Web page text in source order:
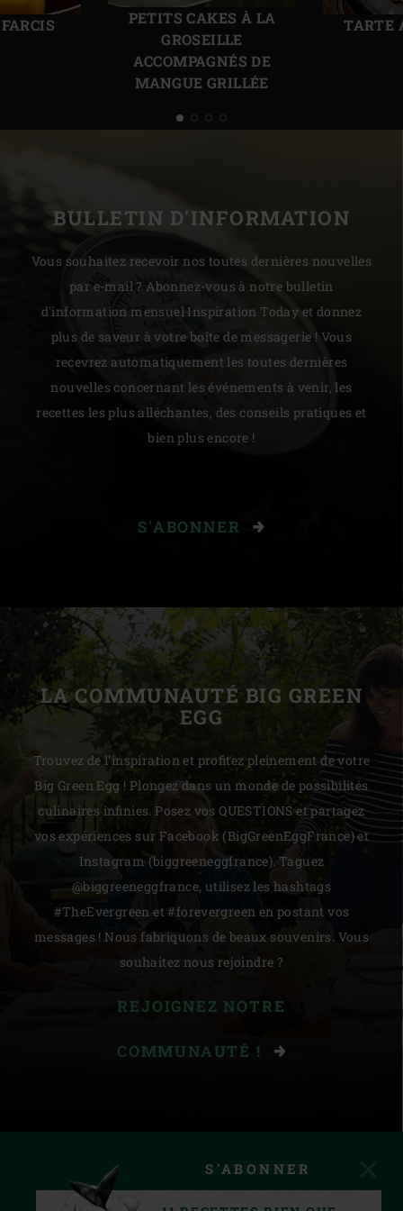
PETITS CAKES À LA
GROSEILLE
ACCOMPAGNÉS DE
MANGUE GRILLÉE
TARTE
précédente
BULLETIN D'INFORMATION
Vous souhaitez recevoir nos toutes dernières nouvelles
par e-mail ? Abonnez-vous à notre bulletin
d'information mensuel Inspiration Today et donnez
plus de saveur à votre boîte de messagerie ! Vous
recevrez automatiquement les toutes dernières
nouvelles concernant les événements à venir, les
recettes les plus alléchantes, des conseils pratiques et
bien plus encore !
S'ABONNER
LA COMMUNAUTÉ BIG GREEN
EGG
Trouvez de l'inspiration et profitez pleinement de votre
Big Green Egg ! Plongez dans un monde de possibilités
culinaires infinies. Posez vos QUESTIONS et partagez
vos expériences sur Facebook (BigGreenEggFrance) et
Instagram (biggreeneggfrance). Taguez
@biggreeneggfrance, utilisez les hashtags
#TheEvergreen et #forevergreen en postant vos
messages ! Nous fabriquons de beaux souvenirs. Vous
souhaitez nous rejoindre ?
REJOIGNEZ NOTRE
COMMUNAUTÉ !
S'ABONNER